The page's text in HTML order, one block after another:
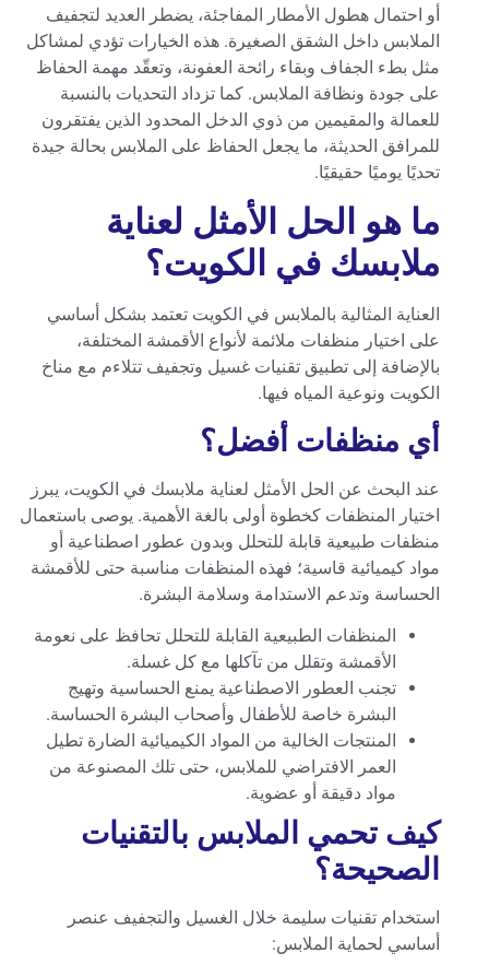
أو احتمال هطول الأمطار المفاجئة، يضطر العديد لتجفيف
الملابس داخل الشقق الصغيرة. هذه الخيارات تؤدي لمشاكل
مثل بطء الجفاف وبقاء رائحة العفونة، وتعقّد مهمة الحفاظ
على جودة ونظافة الملابس. كما تزداد التحديات بالنسبة
للعمالة والمقيمين من ذوي الدخل المحدود الذين يفتقرون
للمرافق الحديثة، ما يجعل الحفاظ على الملابس بحالة جيدة
تحديًا يوميًا حقيقيًا.
ما هو الحل الأمثل لعناية
ملابسك في الكويت؟
العناية المثالية بالملابس في الكويت تعتمد بشكل أساسي
على اختيار منظفات ملائمة لأنواع الأقمشة المختلفة،
بالإضافة إلى تطبيق تقنيات غسيل وتجفيف تتلاءم مع مناخ
الكويت ونوعية المياه فيها.
أي منظفات أفضل؟
عند البحث عن الحل الأمثل لعناية ملابسك في الكويت، يبرز
اختيار المنظفات كخطوة أولى بالغة الأهمية. يوصى باستعمال
منظفات طبيعية قابلة للتحلل وبدون عطور اصطناعية أو
مواد كيميائية قاسية؛ فهذه المنظفات مناسبة حتى للأقمشة
الحساسة وتدعم الاستدامة وسلامة البشرة.
المنظفات الطبيعية القابلة للتحلل تحافظ على نعومة
الأقمشة وتقلل من تآكلها مع كل غسلة.
تجنب العطور الاصطناعية يمنع الحساسية وتهيج
البشرة خاصة للأطفال وأصحاب البشرة الحساسة.
المنتجات الخالية من المواد الكيميائية الضارة تطيل
العمر الافتراضي للملابس، حتى تلك المصنوعة من
مواد دقيقة أو عضوية.
كيف تحمي الملابس بالتقنيات
الصحيحة؟
استخدام تقنيات سليمة خلال الغسيل والتجفيف عنصر
أساسي لحماية الملابس: